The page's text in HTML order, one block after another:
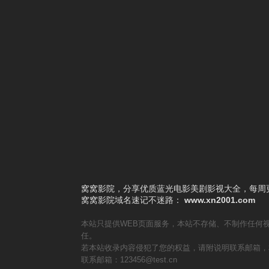
窝窝影院，分享优质蓝光电影美剧影视大全，每
窝窝影院域名速记不迷路： www.xn2001.com
本站只提供WEB页面服务，本站不存储、不制作任何
任。
若本站收录内容侵犯了您的权益，请附说明联系邮箱，
联系邮箱：123456@test.cn